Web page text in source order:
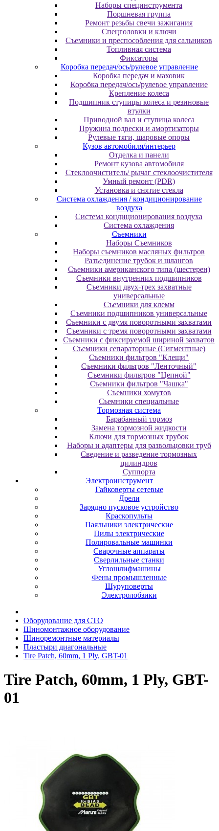
Наборы специнструмента
Поршневая группа
Ремонт резьбы свечи зажигания
Спецголовки и ключи
Съемники и преспособления для сальников
Топливная система
Фиксаторы
Коробка передач/ось/рулевое управление
Коробка передач и маховик
Коробка передач/ось/рулевое управление
Крепление колеса
Подшипник ступицы колеса и резиновые
втулки
Приводной вал и ступица колеса
Пружина подвески и амортизаторы
Рулевые тяги, шаровые опоры
Кузов автомобиля/интерьер
Отделка и панели
Ремонт кузова автомобиля
Стеклоочиститель/ рычаг стеклоочистителя
Умный ремонт (PDR)
Установка и снятие стекла
Система охлаждения / кондиционирование
воздуха
Система кондиционирования воздуха
Система охлаждения
Съемники
Наборы Съемников
Наборы съемников масляных фильтров
Разъединение трубок и шлангов
Съемники американского типа (шестерен)
Съемники внутренних подшипников
Съемники двух-трех захватные
универсальные
Съемники для клемм
Съемники подшипников универсальные
Съемники с двумя поворотными захватами
Съемники с тремя поворотными захватами
Съемники с фиксируемой шириной захватов
Съемники сепараторные (Сигментные)
Съемники фильтров "Клещи"
Съемники фильтров "Ленточный"
Съемники фильтров "Цепной"
Съемники фильтров "Чашка"
Съемники хомутов
Сьемники специальные
Тормозная система
Барабанный тормоз
Замена тормозной жидкости
Ключи для тормозных трубок
Наборы и адаптеры для развольцовки труб
Сведение и разведение тормозных
цилиндров
Суппорта
Электроинструмент
Гайковерты сетевые
Дрели
Зарядно пусковое устройство
Краскопульты
Паяльники электрические
Пилы электрические
Полировальные машинки
Сварочные аппараты
Сверлильные станки
Углошлифмашины
Фены промышленные
Шуруповерты
Электролобзики
Oбopудoвaниe для CTO
Шиномонтажное оборудование
Шиноремонтные материалы
Пластыри диагональные
Tire Patch, 60mm, 1 Ply, GBT-01
Tire Patch, 60mm, 1 Ply, GBT-
01